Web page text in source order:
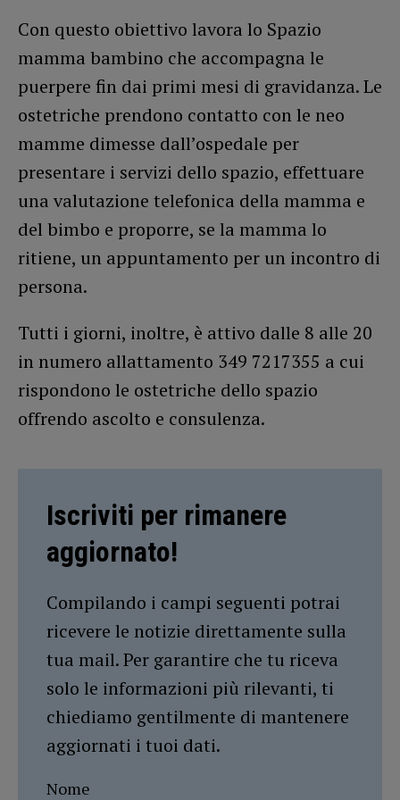
Con questo obiettivo lavora lo Spazio
mamma bambino che accompagna le
puerpere fin dai primi mesi di gravidanza. Le
ostetriche prendono contatto con le neo
mamme dimesse dall’ospedale per
presentare i servizi dello spazio, effettuare
una valutazione telefonica della mamma e
del bimbo e proporre, se la mamma lo
ritiene, un appuntamento per un incontro di
persona.
Tutti i giorni, inoltre, è attivo dalle 8 alle 20
in numero allattamento 349 7217355 a cui
rispondono le ostetriche dello spazio
offrendo ascolto e consulenza.
Iscriviti per rimanere
aggiornato!
Compilando i campi seguenti potrai
ricevere le notizie direttamente sulla
tua mail. Per garantire che tu riceva
solo le informazioni più rilevanti, ti
chiediamo gentilmente di mantenere
aggiornati i tuoi dati.
Nome